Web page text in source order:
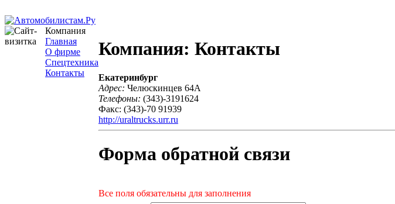
Компания
Главная
О фирме
Спецтехника
Контакты
Компания: Контакты
Екатеринбург
Адрес: Челюскинцев 64А
Телефоны: (343)-3191624
Факс: (343)-70 91939
http://uraltrucks.urr.ru
Форма обратной связи
Все поля обязательны для заполнения